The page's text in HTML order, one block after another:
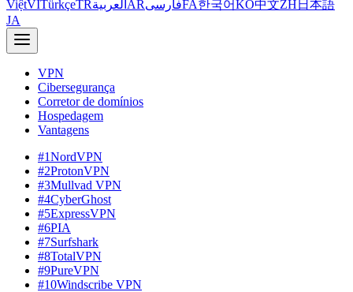
ViệtVITürkçeTRالعربية ARفارسیFA한국어KO中文ZH 日本語
JA
VPN
Cibersegurança
Corretor de domínios
Hospedagem
Vantagens
#1NordVPN
#2ProtonVPN
#3Mullvad VPN
#4CyberGhost
#5ExpressVPN
#6PIA
#7Surfshark
#8TotalVPN
#9PureVPN
#10Windscribe VPN